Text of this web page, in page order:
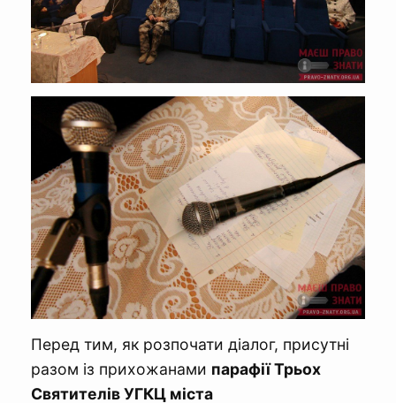
Перед тим, як розпочати діалог, присутні
разом із прихожанами парафії Трьох
Святителів УГКЦ міста